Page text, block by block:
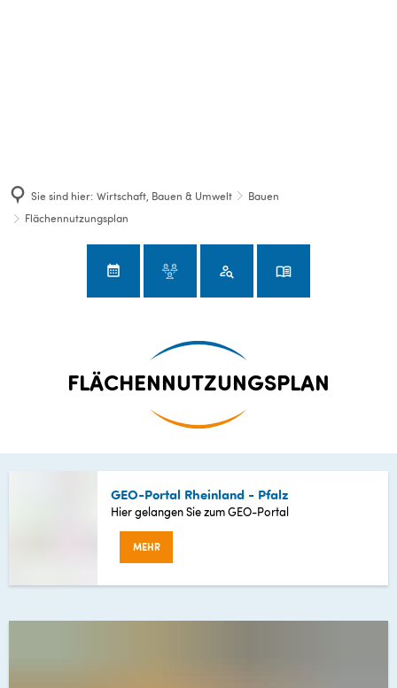
Sie sind hier: Wirtschaft, Bauen & Umwelt
Bauen
Flächennutzungsplan
Flächennutzungsplan
FLÄCHENNUTZUNGSPLAN
GEO-Portal Rheinland - Pfalz
Hier gelangen Sie zum GEO-Portal
MEHR